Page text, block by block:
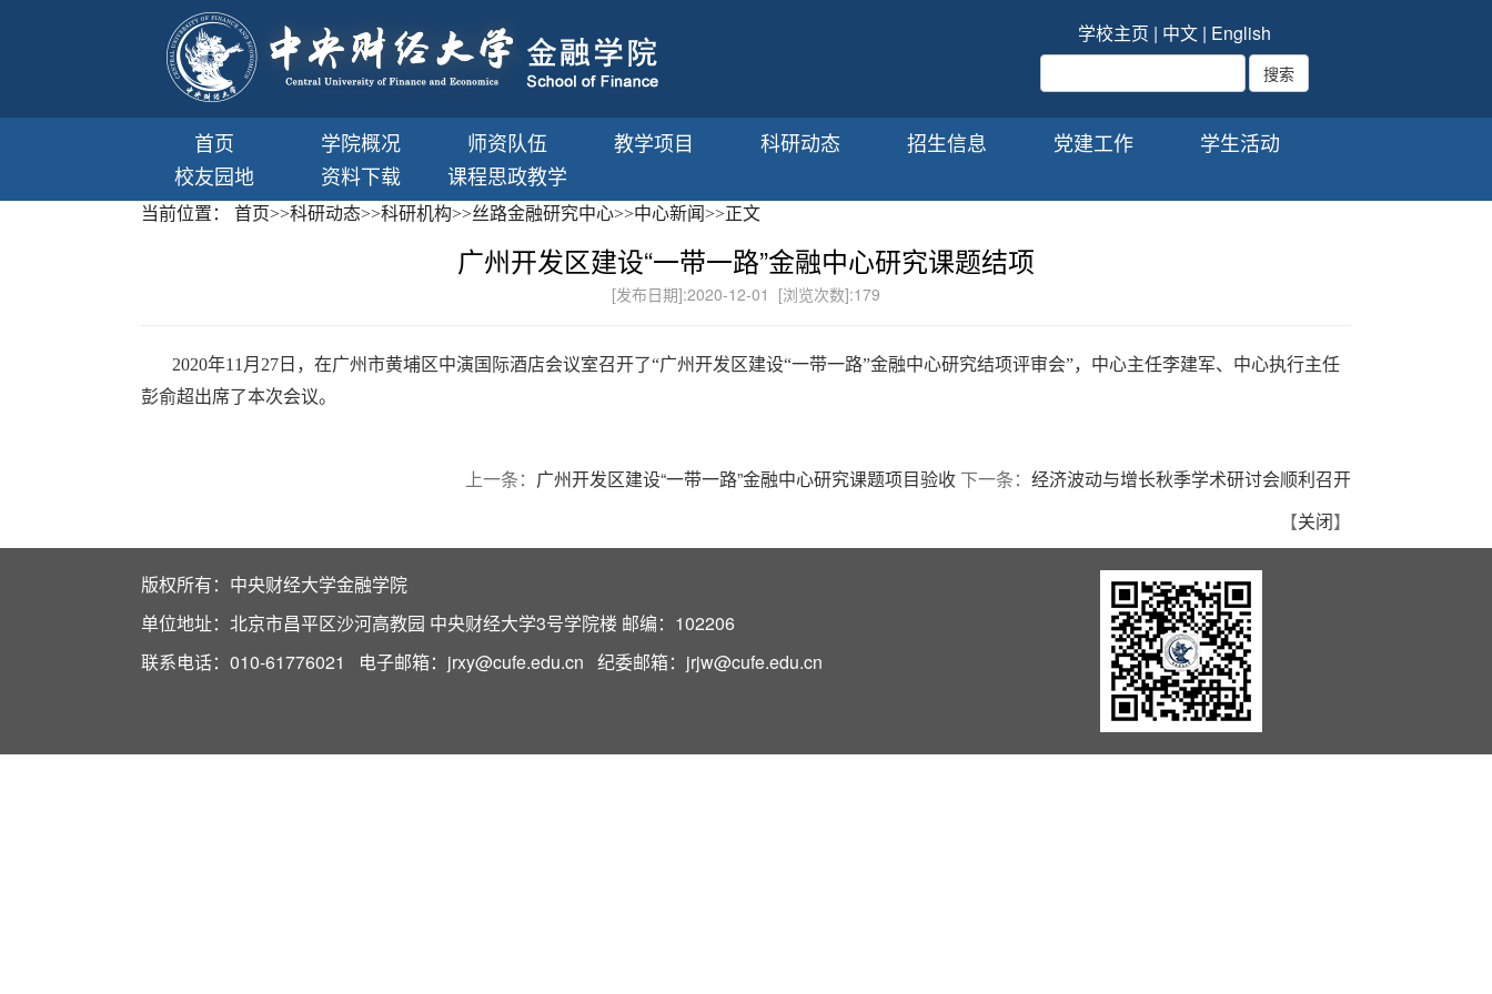
学校主页 | 中文 | English
首页 学院概况 师资队伍 教学项目 科研动态 招生信息 党建工作
学生活动
校友园地
资料下载 课程思政教学
当前位置： 首页>>科研动态>>科研机构>>丝路金融研究中心>>中心新闻>>正文
广州开发区建设“一带一路”金融中心研究课题结项
[发布日期]:2020-12-01 [浏览次数]:179
2020年11 月 27 日，在广州市黄埔区中演国际酒店会议室召开了“广州开发区建设“一带一路”金融中心研究结项评审会”，中心主任李建军、中心执行主任
彭俞超出席了本次会议。
上一条： 广州开发区建设“一带一路”金融中心研究课题项目验收 下一条： 经济波动与增长秋季学术研讨会顺利召开
【关闭】
版权所有：中央财经大学金融学院
单位地址：北京市昌平区沙河高教园 中央财经大学3号学院楼 邮编：102206
联系电话：010-61776021 电子邮箱：jrxy@cufe.edu.cn 纪委邮箱：jrjw@cufe.edu.cn